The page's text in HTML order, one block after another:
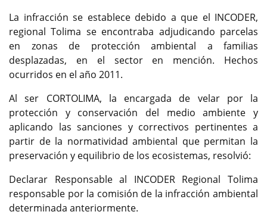
La infracción se establece debido a que el INCODER,
regional Tolima se encontraba adjudicando parcelas
en zonas de protección ambiental a familias
desplazadas, en el sector en mención. Hechos
ocurridos en el año 2011.
Al ser CORTOLIMA, la encargada de velar por la
protección y conservación del medio ambiente y
aplicando las sanciones y correctivos pertinentes a
partir de la normatividad ambiental que permitan la
preservación y equilibrio de los ecosistemas, resolvió:
Declarar Responsable al INCODER Regional Tolima
responsable por la comisión de la infracción ambiental
determinada anteriormente.